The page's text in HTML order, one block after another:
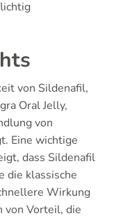
von Sildenafil,
Oral Jelly,
von
Eine wichtige
dass Sildenafil
die klassische
Wirkung
Vorteil, die